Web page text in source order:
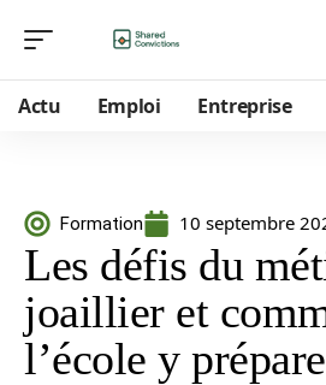
Actu Emploi Entreprise
Formation 10 septembre
Les défis du
joaillier et
l’école y prépare